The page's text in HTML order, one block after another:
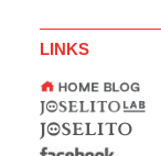
LINKS